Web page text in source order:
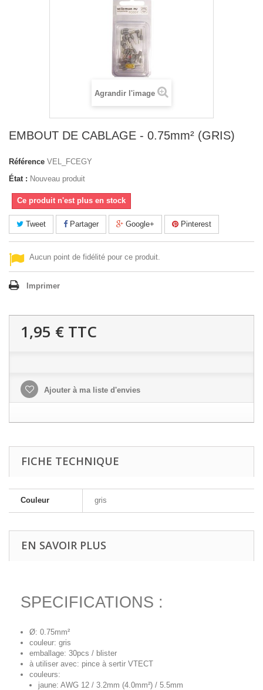
Agrandir l'image
EMBOUT DE CABLAGE - 0.75mm² (GRIS)
Référence VEL_FCEGY
État : Nouveau produit
Ce produit n'est plus en stock
Tweet Partager Google+ Pinterest
Aucun point de fidélité pour ce produit.
Imprimer
1,95 € TTC
Ajouter à ma liste d'envies
FICHE TECHNIQUE
Couleur gris
EN SAVOIR PLUS
SPECIFICATIONS :
Ø: 0.75mm²
couleur: gris
emballage: 30pcs / blister
à utiliser avec: pince à sertir VTECT
couleurs:
jaune: AWG 12 / 3.2mm (4.0mm²) / 5.5mm